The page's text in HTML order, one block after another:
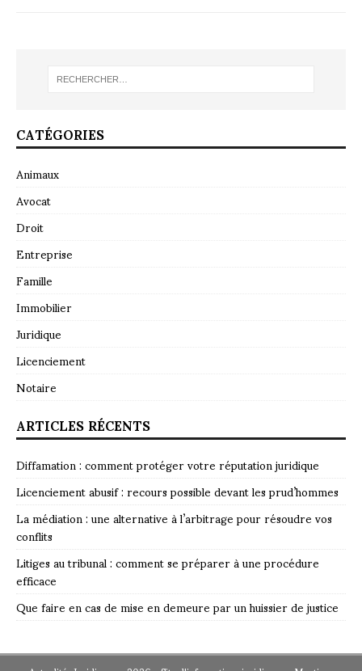
CATÉGORIES
Animaux
Avocat
Droit
Entreprise
Famille
Immobilier
Juridique
Licenciement
Notaire
ARTICLES RÉCENTS
Diffamation : comment protéger votre réputation juridique
Licenciement abusif : recours possible devant les prud’hommes
La médiation : une alternative à l’arbitrage pour résoudre vos
conflits
Litiges au tribunal : comment se préparer à une procédure
efficace
Que faire en cas de mise en demeure par un huissier de justice